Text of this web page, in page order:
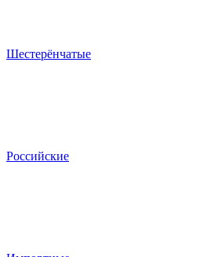
Шестерёнчатые
Российские